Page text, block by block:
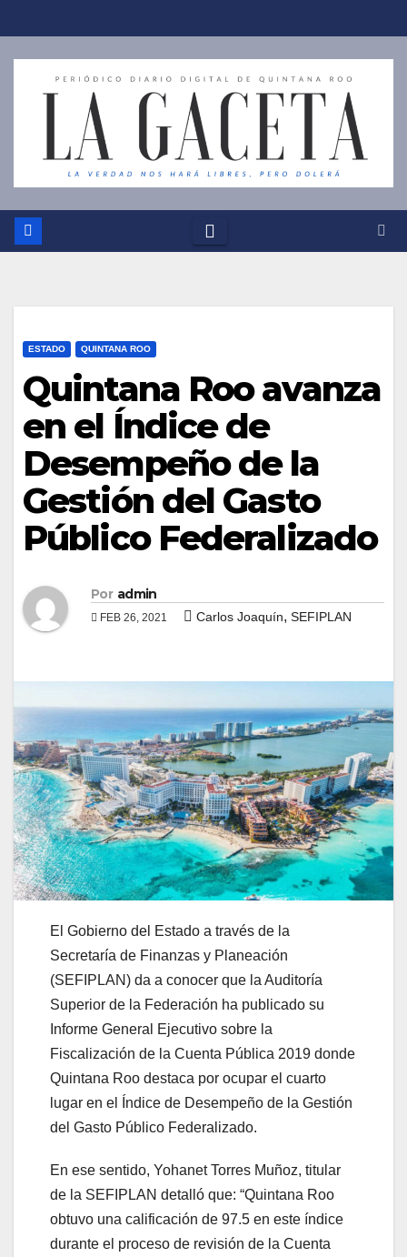
al
ESTADO QUINTANA ROO
Quintana Roo avanza
en el Índice de
Desempeño de la
Gestión del Gasto
Público Federalizado
Por admin
FEB 26, 2021 Carlos Joaquín, SEFIPLAN
El Gobierno del Estado a través de la
Secretaría de Finanzas y Planeación
(SEFIPLAN) da a conocer que la Auditoría
Superior de la Federación ha publicado su
Informe General Ejecutivo sobre la
Fiscalización de la Cuenta Pública 2019 donde
Quintana Roo destaca por ocupar el cuarto
lugar en el Índice de Desempeño de la Gestión
del Gasto Público Federalizado.
En ese sentido, Yohanet Torres Muñoz, titular
de la SEFIPLAN detalló que: “Quintana Roo
obtuvo una calificación de 97.5 en este índice
durante el proceso de revisión de la Cuenta